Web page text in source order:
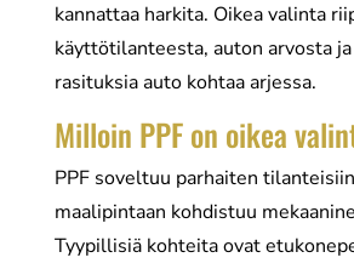
kannattaa harkita. Oikea valinta
käyttötilanteesta, auton arvosta
rasituksia auto kohtaa arjessa.
Milloin PPF on oikea
PPF soveltuu parhaiten
maalipintaan kohdistuu
Tyypillisiä kohteita ovat